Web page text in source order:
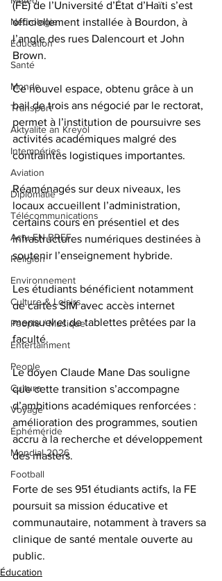
Nécrologie
Éducation
Santé
Monde
Transport
Aktyalite an Kreyòl
Intempéries
Aviation
Diplomatie
Télécommunications
Actu EN BREF
Religion
Environnement
Culture & Loisirs
People / Musique
Entertainment
People
Culture
Voyage
Éphéméride
Mondial 2026
Football
(FE) de l’Université d’État d’Haïti s’est
officiellement installée à Bourdon, à
l’angle des rues Dalencourt et John
Brown.
Ce nouvel espace, obtenu grâce à un
bail de trois ans négocié par le rectorat,
permet à l’institution de poursuivre ses
activités académiques malgré des
contraintes logistiques importantes.
Réaménagés sur deux niveaux, les
locaux accueillent l’administration,
certains cours en présentiel et des
infrastructures numériques destinées à
soutenir l’enseignement hybride.
Les étudiants bénéficient notamment
de cartes SIM avec accès internet
mensuel et de tablettes prêtées par la
faculté.
Le doyen Claude Mane Das souligne
que cette transition s’accompagne
d’ambitions académiques renforcées :
amélioration des programmes, soutien
accru à la recherche et développement
des masters.
Forte de ses 951 étudiants actifs, la FE
poursuit sa mission éducative et
communautaire, notamment à travers sa
clinique de santé mentale ouverte au
public.
Éducation